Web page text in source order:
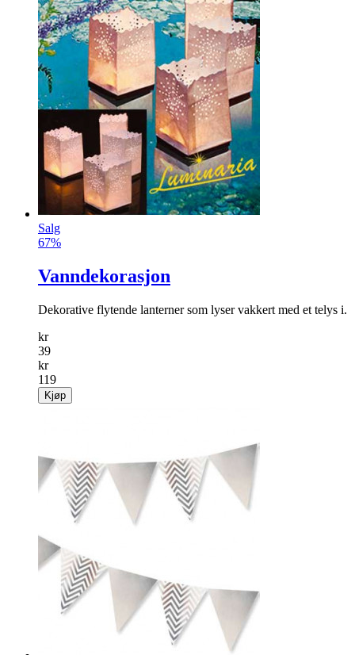
Salg
67%
Vanndekorasjon
Dekorative flytende lanterner som lyser vakkert med et telys i.
kr
39
kr
119
Kjøp